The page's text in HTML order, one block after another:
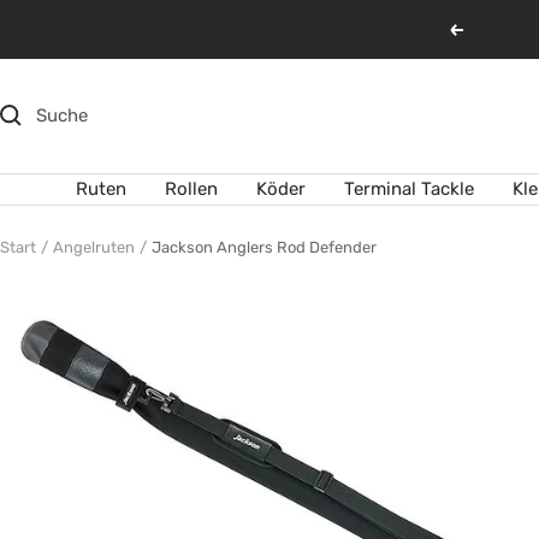
Zurück
Ruten Rollen Köder Terminal Tackle
Start Angelruten Jackson Anglers Rod Defender